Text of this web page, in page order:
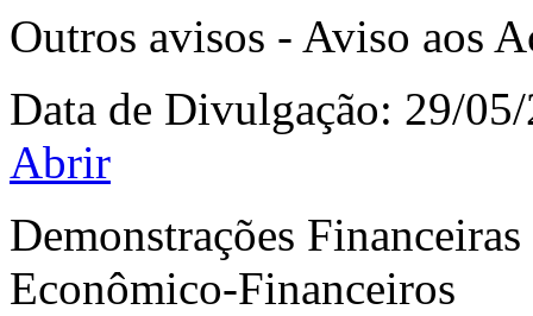
Outros avisos - Aviso aos
Data de Divulgação: 29/
Abrir
Demonstrações
Econômico-Financeiros